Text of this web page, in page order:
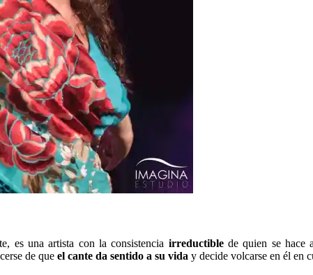
es una artista con la consistencia irreductiblede quien se hace
de que el cante da sentido a su vida y decide volcarse en él en